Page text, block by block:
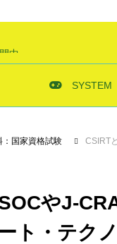
SYSTEM
中
国家資格試験 CSIRTと
や
ト・テクノ